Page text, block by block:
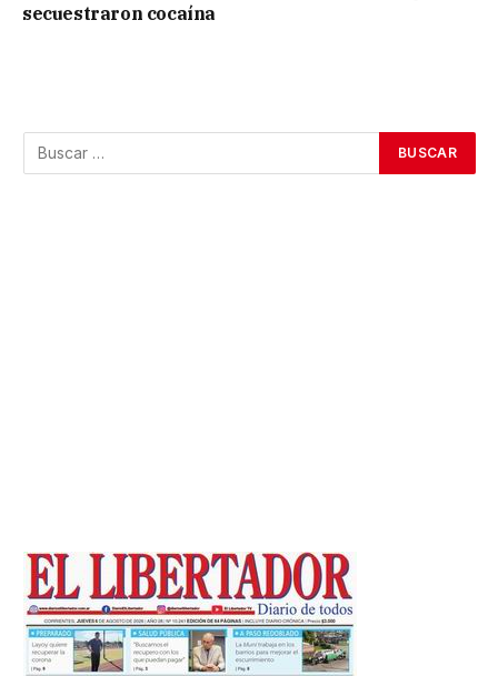
secuestraron cocaína